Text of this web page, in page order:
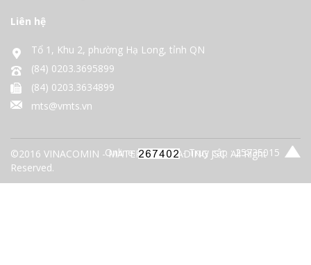
Liên hệ
Tổ 1, Khu 2, phường Hạ Long, tỉnh QN
(84) 0203.3695899
(84) 0203.3634899
mts@vmts.vn
©2016 VINACOMIN - MATERIALS TRADING JSC. All Right
Reserved.
Online: - Truy cập : 25735015